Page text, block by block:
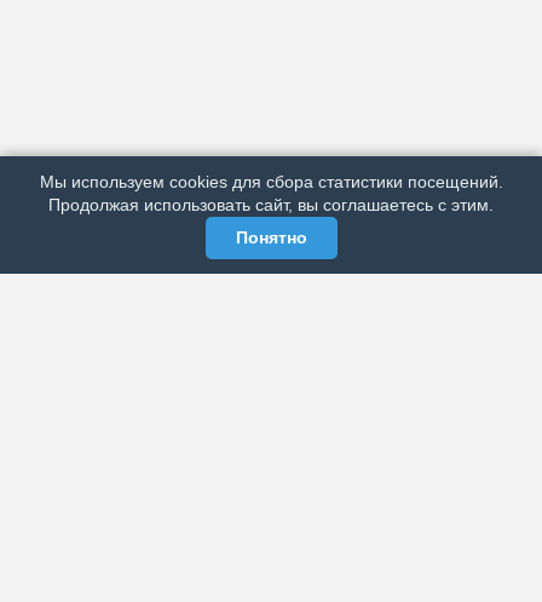
РЕКЛАМА У НАС
МЫ В СОЦСЕТЯХ
Мы используем cookies для сбора статистики посещений.
Продолжая использовать сайт, вы соглашаетесь с этим.
Понятно